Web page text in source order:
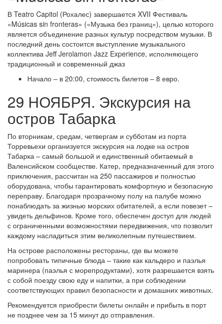
В Teatro Capitol (Рохалес) завершается XVII Фестиваль
«Músicas sin fronteras» («Музыка без границ»), целью которого
является объединение разных культур посредством музыки. В
последний день состоится выступление музыкального
коллектива Jeff Jerolamon Jazz Experience, исполняющего
традиционный и современный джаз
Начало – в 20:00, стоимость билетов – 8 евро.
29 НОЯБРЯ. Экскурсия на
остров Табарка
По вторникам, средам, четвергам и субботам из порта
Торревьехи организуется экскурсия на лодке на остров
Табарка – самый большой и единственный обитаемый в
Валенсийском сообществе. Катер, предназначенный для этого
приключения, рассчитан на 250 пассажиров и полностью
оборудована, чтобы гарантировать комфортную и безопасную
переправу. Благодаря прозрачному полу на палубе можно
понаблюдать за жизнью морских обитателей, а если повезет –
увидеть дельфинов. Кроме того, обеспечен доступ для людей
с ограниченными возможностями передвижения, что позволит
каждому насладиться этим великолепным путешествием.
На острове расположены рестораны, где вы можете
попробовать типичные блюда – такие как кальдеро и паэлья
маринера (паэлья с морепродуктами), хотя разрешается взять
с собой поезду свою еду и напитки, а при соблюдении
соответствующих правил безопасности и домашних животных.
Рекомендуется приобрести билеты онлайн и прибыть в порт
не позднее чем за 15 минут до отправления.